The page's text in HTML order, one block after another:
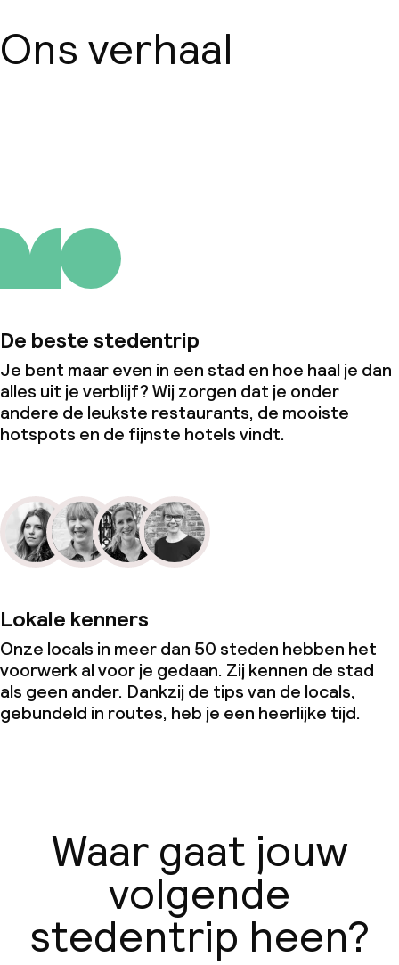
Ons verhaal
De beste stedentrip
Je bent maar even in een stad en hoe haal je dan
alles uit je verblijf? Wij zorgen dat je onder
andere de leukste restaurants, de mooiste
hotspots en de fijnste hotels vindt.
Lokale kenners
Onze locals in meer dan 50 steden hebben het
voorwerk al voor je gedaan. Zij kennen de stad
als geen ander. Dankzij de tips van de locals,
gebundeld in routes, heb je een heerlijke tijd.
Waar gaat jouw
volgende
stedentrip heen?